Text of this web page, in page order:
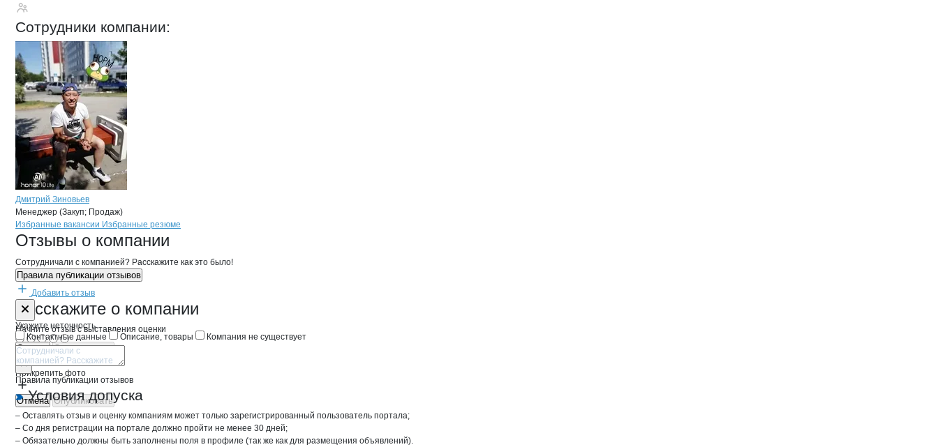
Сотрудники компании:
Дмитрий Зиновьев
Менеджер (Закуп; Продаж)
Брендыкомпани ПРИБОЙ
Вакансии вПРИБОЙ
Избранные вакансии Избранные резюме
Новости oПРИБОЙ, ГК
Отзывы о компании
Сотрудничали с компанией? Расскажите как это было!
Правила публикации отзывов
Добавить отзыв
Расскажите о компании
Начните отзыв с выставления оценки
Прикрепить фото
Отмена Опубликовать
Форма обратной связи о неточностях на странице
Укажите неточность
Контактные данные
Описание, товары Компания не существует
Отмена Опубликовать
Правила публикации отзывов
Условия допуска
– Оставлять отзыв и оценку компаниям может только зарегистрированный пользователь портала;
– Со дня регистрации на портале должно пройти не менее 30 дней;
– Обязательно должны быть заполнены поля в профиле (так же как для размещения объявлений).